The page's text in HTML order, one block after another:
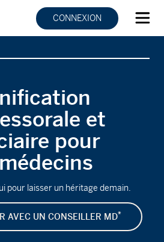
CONNEXION
et
pour
pour laisser un héritage demain.
AVEC UN CONSEILLER MD*